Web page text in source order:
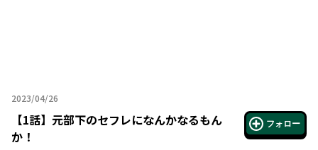
2023/04/26
2023年04月26日
【1話】 元部下のセフレになんかなるもん
か！
フォロー